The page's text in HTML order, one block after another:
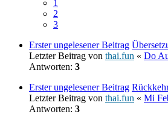
1
2
3
Erster ungelesener Beitrag
Letzter Beitrag von thai.fun « Do
Antworten: 3
Erster ungelesener Beitrag
Letzter Beitrag von thai.fun « Mi
Antworten: 3